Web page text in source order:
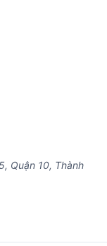
Quận 10, Thành